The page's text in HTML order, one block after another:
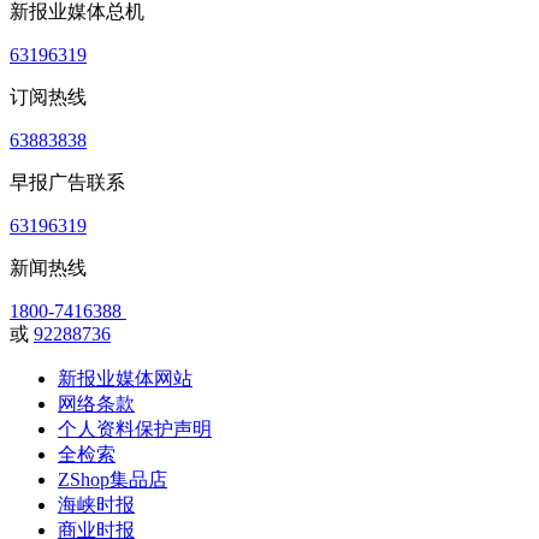
新报业媒体总机
63196319
订阅热线
63883838
早报广告联系
63196319
新闻热线
1800-7416388
或 92288736
新报业媒体网站
网络条款
个人资料保护声明
全检索
ZShop集品店
海峡时报
商业时报